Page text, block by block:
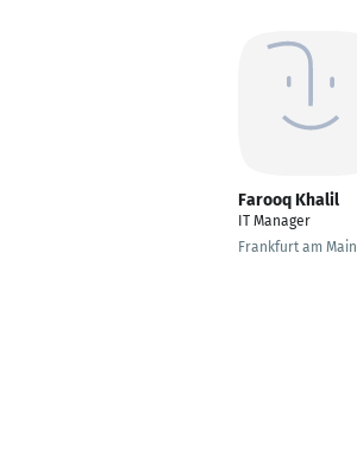
Farooq Khalil
IT Manager
Frankfurt am Main